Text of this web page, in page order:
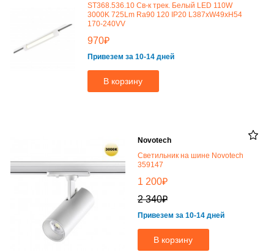
ST368.536.10 Св-к трек. Белый LED 110W
3000K 725Lm Ra90 120 IP20 L387xW49xH54
170-240VV
970₽
Привезем за 10-14 дней
В корзину
Novotech
Светильник на шине Novotech
359147
1 200₽
2 340₽
Привезем за 10-14 дней
В корзину